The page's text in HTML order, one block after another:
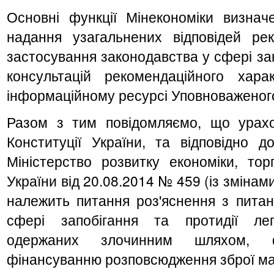
Основні функції Мінекономіки
надання узагальнених відповідей
застосування законодавства у сфері
консультацій рекомендаційного
інформаційному ресурсі
Разом з тим повідомляємо, що
Конституції України, та
Міністерство розвитку економіки,
України від 20.08.2014 № 459 (із
належить питання роз'яснення з
сфері запобігання та протидії
одержаних злочинним шляхом,
фінансуванню розповсюдження зброї